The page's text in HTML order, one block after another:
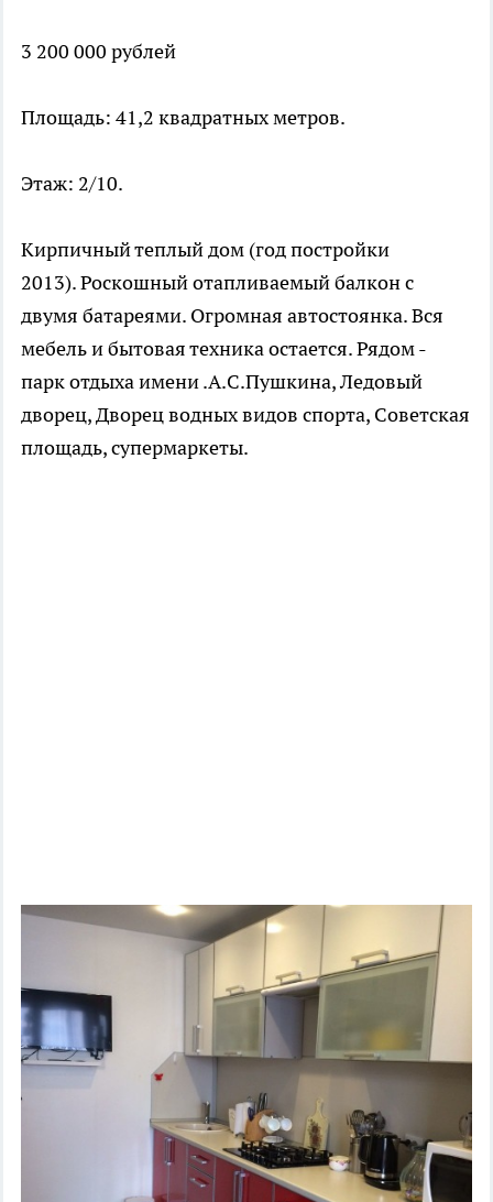
3 200 000 рублей
Площадь: 41,2 квадратных метров.
Этаж: 2/10.
Кирпичный теплый дом (год постройки
2013). Роскошный отапливаемый балкон с
двумя батареями. Огромная автостоянка. Вся
мебель и бытовая техника остается. Рядом -
парк отдыха имени .А.С.Пушкина, Ледовый
дворец, Дворец водных видов спорта, Советская
площадь, супермаркеты.